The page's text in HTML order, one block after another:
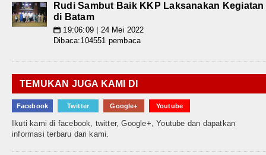
Rudi Sambut Baik KKP Laksanakan Kegiatan
di Batam
📅 19:06:09 | 24 Mei 2022
Dibaca:104551 pembaca
TEMUKAN JUGA KAMI DI
Facebook Twitter Google+ Youtube
Ikuti kami di facebook, twitter, Google+, Youtube dan dapatkan
informasi terbaru dari kami.